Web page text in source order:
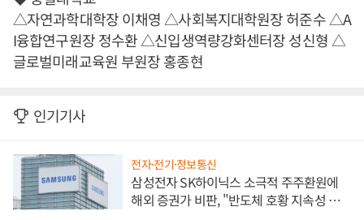
△자연과학대학장 이채영 △사회복지대학원장 허준수 △A
I융합연구원장 정수환 △신입생역량강화센터장 성신형 △
글로벌미래교육원 부원장 홍종현
인기기사
전자·전기·정보통신
삼성전자 SK하이닉스 소극적 주주환원에
해외 증권가 비판, "반도체 호황 지속성 의